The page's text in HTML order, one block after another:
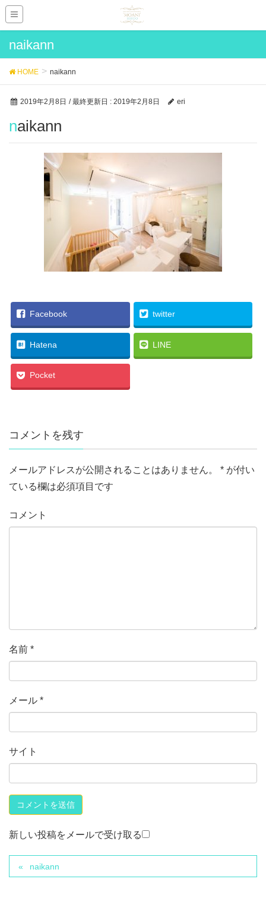
naikann
HOME naikann
2019年2月8日 / 最終更新日 : 2019年2月8日 eri
naikann
Facebook twitter
Hatena LINE
Pocket
コメントを残す
メールアドレスが公開されることはありません。 * が付い
ている欄は必須項目です
コメント
名前 *
メール *
サイト
新しい投稿をメールで受け取る
naikann